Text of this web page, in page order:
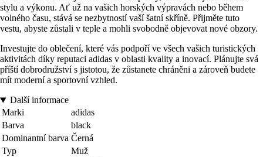
stylu a výkonu. Ať už na vašich horských výpravách nebo během
volného času, stává se nezbytností vaší šatní skříně. Přijměte tuto
vestu, abyste zůstali v teple a mohli svobodně objevovat nové obzory.
Investujte do oblečení, které vás podpoří ve všech vašich turistických
aktivitách díky reputaci adidas v oblasti kvality a inovací. Plánujte svá
příští dobrodružství s jistotou, že zůstanete chráněni a zároveň budete
mít moderní a sportovní vzhled.
Další informace
Marki
adidas
Barva
black
Dominantní barva Černá
Typ
Muž